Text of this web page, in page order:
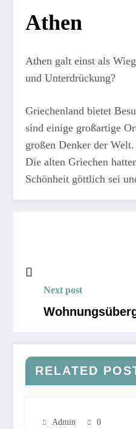
Athen
Athen galt einst als
und Unterdrückung?
Griechenland bietet
sind einige großartige
großen Denker der
Die alten Griechen
Schönheit göttlich sei
Next post
RELATED
Admin 0